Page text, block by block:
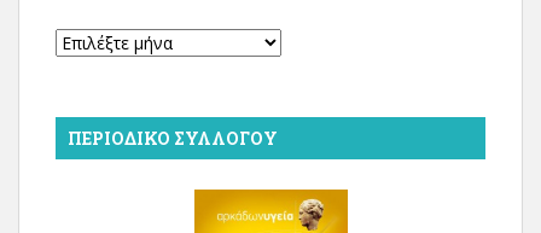
Αρχείο
ΠΕΡΙΟΔΙΚΌ ΣΥΛΛΌΓΟΥ